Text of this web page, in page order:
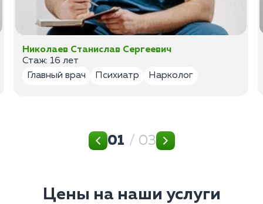
Николаев Станислав Сергеевич
Стаж: 16 лет
Главный врач
Психиатр Нарколог
01 / 03
Цены на наши услуги